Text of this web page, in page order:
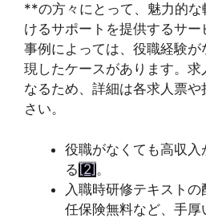
**の方々にとって、魅力的な
けるサポートを提供するサー
事例によっては、役職経験
現したケースがあります。
なるため、詳細は各求人票
さい。
役職がなくても高収
る[2]。
入職時研修テキスト
任保険無料など、手厚